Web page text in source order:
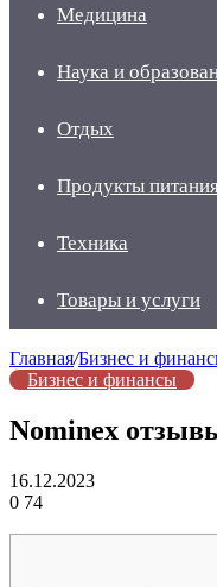
Медицина
Наука и
Отдых
Продукты
Техника
Товары и услуги
Главная/Бизнес и
Бизнес и финансы
Nominex
16.12.2023
0 74